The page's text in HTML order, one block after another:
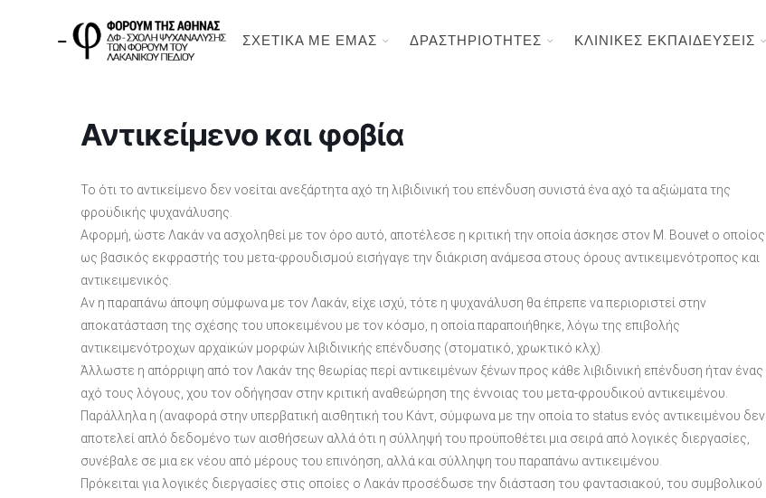
ΣΧΕΤΙΚΑ ΜΕ ΕΜΑΣ ΔΡΑΣΤΗΡΙΟΤΗΤΕΣ ΚΛΙΝΙΚΕΣ ΕΚΠΑΙΔΕΥΣΕΙΣ
Αντικείμενο και φοβία
Το ότι το αντικείμενο δεν νοείται ανεξάρτητα αχό τη λιβιδινική του επένδυση συνιστά ένα αχό τα αξιώματα της
φροϋδικής ψυχανάλυσης.
Αφορμή, ώστε Λακάν να ασχοληθεί με τον όρο αυτό, αποτέλεσε η κριτική την οποία άσκησε στον Μ. Bouvet ο οποίος
ως βασικός εκφραστής του μετα-φρουδισμού εισήγαγε την διάκριση ανάμεσα στους όρους αντικειμενότροπος και
αντικειμενικός.
Αν η παραπάνω άποψη σύμφωνα με τον Λακάν, είχε ισχύ, τότε η ψυχανάλυση θα έπρεπε να περιοριστεί στην
αποκατάσταση της σχέσης του υποκειμένου με τον κόσμο, η οποία παραποιήθηκε, λόγω της επιβολής
αντικειμενότροχων αρχαϊκών μορφών λιβιδινικής επένδυσης (στοματικό, χρωκτικό κλχ).
Άλλωστε η απόρριψη από τον Λακάν της θεωρίας περί αντικειμένων ξένων προς κάθε λιβιδινική επένδυση ήταν ένας
αχό τους λόγους, χου τον οδήγησαν στην κριτική αναθεώρηση της έννοιας του μετα-φρουδικού αντικειμένου.
Παράλληλα η (αναφορά στην υπερβατική αισθητική του Κάντ, σύμφωνα με την οποία το status ενός αντικειμένου δεν
αποτελεί απλό δεδομένο των αισθήσεων αλλά ότι η σύλληψή του προϋποθέτει μια σειρά από λογικές διεργασίες,
συνέβαλε σε μια εκ νέου από μέρους του επινόηση, αλλά και σύλληψη του παραπάνω αντικειμένου.
Πρόκειται για λογικές διεργασίες στις οποίες ο Λακάν προσέδωσε την διάσταση του φαντασιακού, του συμβολικού